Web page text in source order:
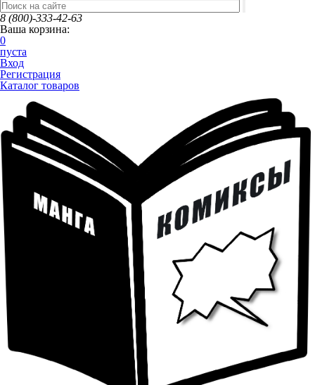
8 (800)-333-42-63
Ваша корзина:
0
пуста
Вход
Регистрация
Каталог товаров